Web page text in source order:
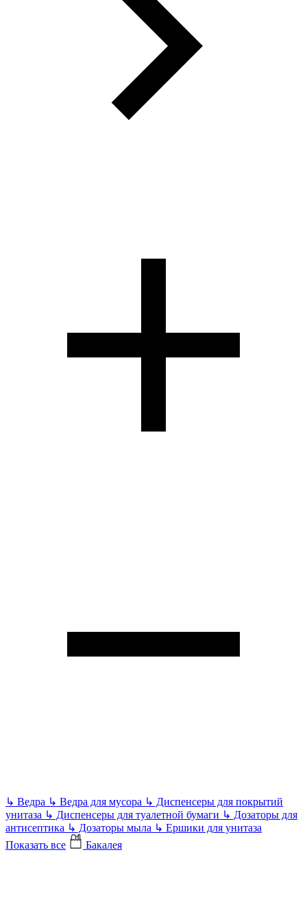
↳ Ведра ↳ Ведра для мусора ↳ Диспенсеры для покрытий
унитаза ↳ Диспенсеры для туалетной бумаги ↳ Дозаторы для
антисептика ↳ Дозаторы мыла ↳ Ершики для унитаза
Показать все
Бакалея